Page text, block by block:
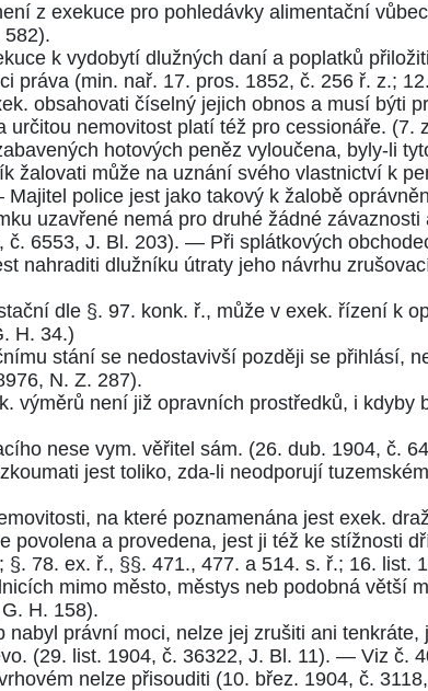
z exekuce pro pohledávky alimentační
582).
k vydobytí dlužných daní a poplatků
práva (min. nař. 17. pros. 1852, č. 256 ř. z.;
obsahovati číselný jejich obnos a musí býti
určitou nemovitost platí též pro cessionáře. (7.
hotových peněz vyloučena, byly-li
žalovati může na uznání svého vlastnictví k
police jest jako takový k žalobě
uzavřené nemá pro druhé žádné
č. 6553, J. Bl. 203). — Při splátkových
nahraditi dlužníku útraty jeho návrhu
dle §. 97. konk. ř., může v exek. řízení k
H. 34.)
stání se nedostavivší později se přihlásí,
N. Z. 287).
výměrů není již opravních prostředků, i kdyby
nese vym. věřitel sám. (26. dub. 1904, č.
jest toliko, zda-li neodporují
na které poznamenána jest exek.
povolena a provedena, jest ji též ke stížnosti
; §. 78. ex. ř., §§. 471., 477. a 514. s. ř.; 16. list.
mimo město, městys neb podobná větší
H. 158).
nabyl právní moci, nelze jej zrušiti ani
(29. list. 1904, č. 36322, J. Bl. 11). — Viz č.
nelze přisouditi (10. břez. 1904, č.